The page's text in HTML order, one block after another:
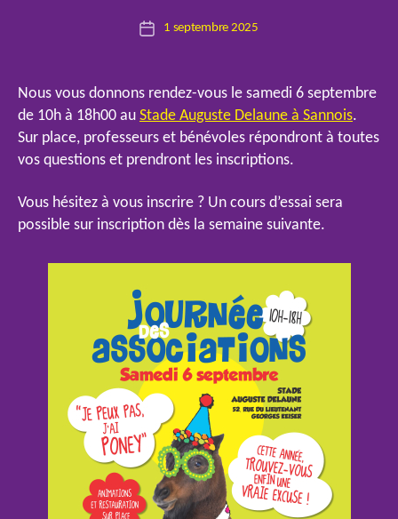
Auteur
E
Date1 septembre 2025
Nous vous donnons rendez-vous le samedi 6 septembre
de 10h à 18h00 au Stade Auguste Delaune à Sannois.
Sur place, professeurs et bénévoles répondront à toutes
vos questions et prendront les inscriptions.
Vous hésitez à vous inscrire ? Un cours d’essai sera
possible sur inscription dès la semaine suivante.